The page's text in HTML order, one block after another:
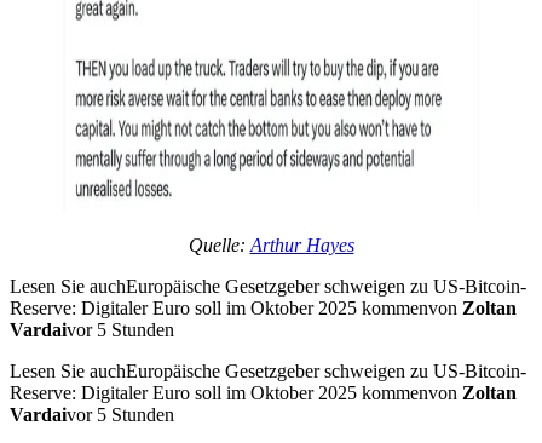
Quelle: Arthur Hayes
Lesen Sie auchEuropäische Gesetzgeber schweigen zu US-Bitcoin-
Reserve: Digitaler Euro soll im Oktober 2025 kommenvon Zoltan
Vardaivor 5 Stunden
Lesen Sie auchEuropäische Gesetzgeber schweigen zu US-Bitcoin-
Reserve: Digitaler Euro soll im Oktober 2025 kommenvon Zoltan
Vardaivor 5 Stunden